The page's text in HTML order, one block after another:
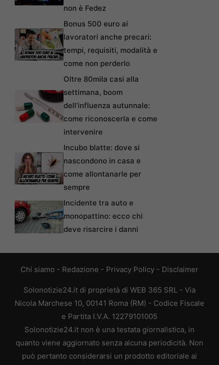
non è Fedez
Bonus 500 euro ai
lavoratori anche precari:
tempi, requisiti, modalità e
come non perderlo
Oltre 80mila casi alla
settimana, boom
dell’influenza autunnale:
come riconoscerla e come
intervenire
Incubo blatte: dove si
nascondono in casa e
come allontanarle per
sempre
Incidente tra auto e
monopattino: ecco chi
deve risarcire i danni
Chi siamo - Redazione - Privacy Policy - Disclaimer
Solonotizie24.it di proprietà di WEB 365 SRL - Via
Nicola Marchese 10, 00141 Roma (RM) - Codice Fiscale
e Partita I.V.A. 12279101005
Solonotizie24.it non è una testata giornalistica, in
quanto viene aggiornato senza alcuna periodicità. Non
può pertanto considerarsi un prodotto editoriale ai